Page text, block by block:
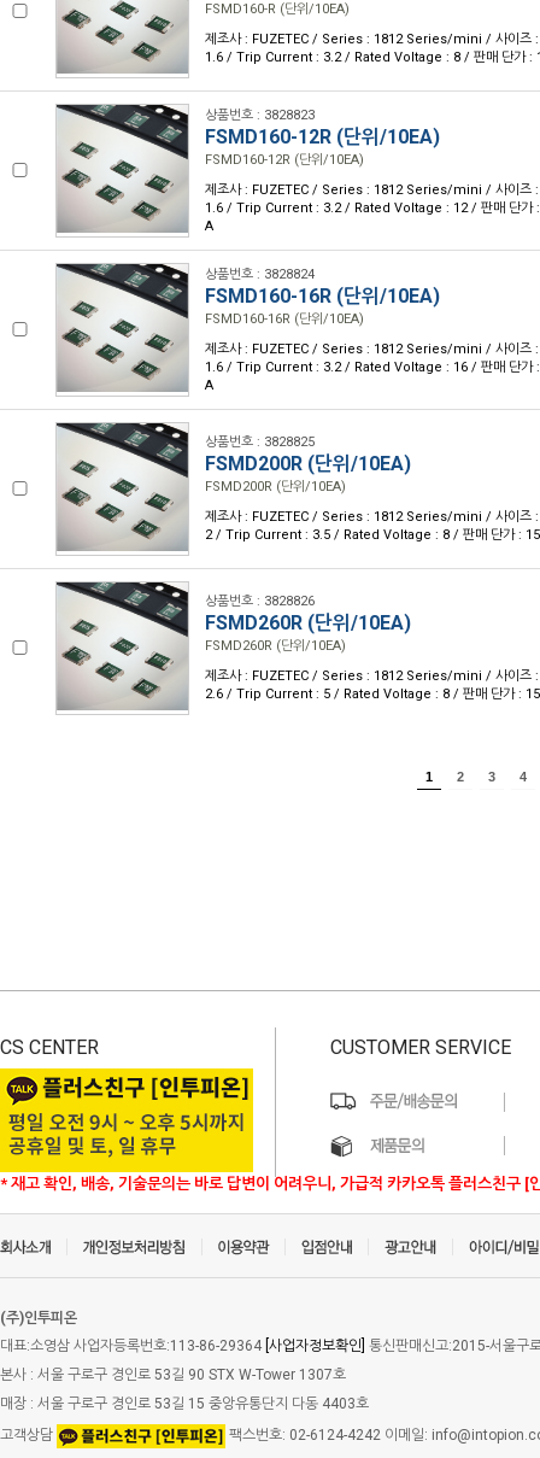
FSMD160-R (단위/10EA)
제조사 : FUZETEC / Series : 1812 Series/mini / 사이
1.6 / Trip Current : 3.2 / Rated Voltage : 8 / 판매 단가 :
상품번호 : 3828823
FSMD160-12R (단위/10EA)
FSMD160-12R (단위/10EA)
제조사 : FUZETEC / Series : 1812 Series/mini / 사이
1.6 / Trip Current : 3.2 / Rated Voltage : 12 / 판매 단가 :
A
상품번호 : 3828824
FSMD160-16R (단위/10EA)
FSMD160-16R (단위/10EA)
제조사 : FUZETEC / Series : 1812 Series/mini / 사이
1.6 / Trip Current : 3.2 / Rated Voltage : 16 / 판매 단가 :
A
상품번호 : 3828825
FSMD200R (단위/10EA)
FSMD200R (단위/10EA)
제조사 : FUZETEC / Series : 1812 Series/mini / 사이
2 / Trip Current : 3.5 / Rated Voltage : 8 / 판매 단가 :
상품번호 : 3828826
FSMD260R (단위/10EA)
FSMD260R (단위/10EA)
제조사 : FUZETEC / Series : 1812 Series/mini / 사이
2.6 / Trip Current : 5 / Rated Voltage : 8 / 판매 단가 :
1 2 3 4
CS CENTER
* 재고 확인, 배송, 기술문의는 바로 답변이 어려우니, 가급적 카카오톡 플러스친구 [
CUSTOMER SERVICE
(주)인투피온
대표:소영삼 사업자등록번호:113-86-29364 [사업자정보확인] 통신판매신고:2015-서울구
본사 : 서울 구로구 경인로 53길 90 STX W-Tower 1307호
매장 : 서울 구로구 경인로 53길 15 중앙유통단지 다동 4403호
고객상담
팩스번호: 02-6124-4242 이메일: